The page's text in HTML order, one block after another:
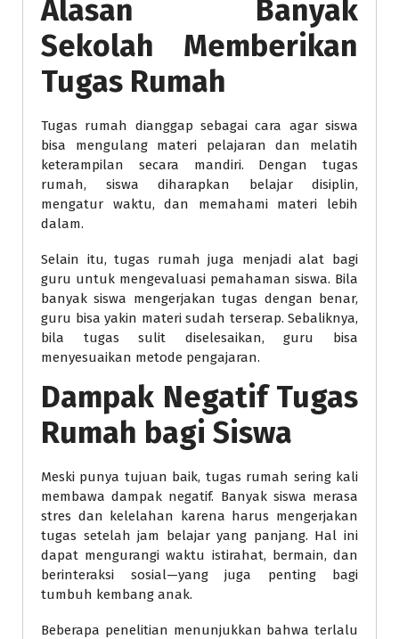
Alasan Banyak
Sekolah Memberikan
Tugas Rumah
Tugas rumah dianggap sebagai cara agar siswa
bisa mengulang materi pelajaran dan melatih
keterampilan secara mandiri. Dengan tugas
rumah, siswa diharapkan belajar disiplin,
mengatur waktu, dan memahami materi lebih
dalam.
Selain itu, tugas rumah juga menjadi alat bagi
guru untuk mengevaluasi pemahaman siswa. Bila
banyak siswa mengerjakan tugas dengan benar,
guru bisa yakin materi sudah terserap. Sebaliknya,
bila tugas sulit diselesaikan, guru bisa
menyesuaikan metode pengajaran.
Dampak Negatif Tugas
Rumah bagi Siswa
Meski punya tujuan baik, tugas rumah sering kali
membawa dampak negatif. Banyak siswa merasa
stres dan kelelahan karena harus mengerjakan
tugas setelah jam belajar yang panjang. Hal ini
dapat mengurangi waktu istirahat, bermain, dan
berinteraksi sosial—yang juga penting bagi
tumbuh kembang anak.
Beberapa penelitian menunjukkan bahwa terlalu